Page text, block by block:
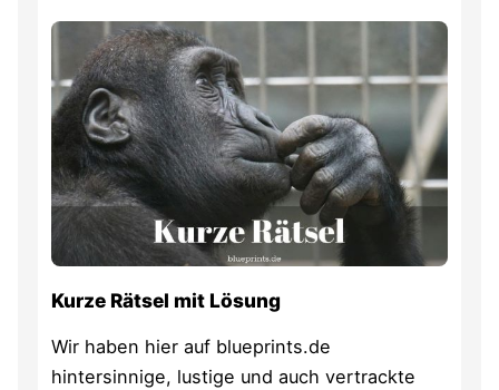
Kurze Rätsel mit Lösung
Wir haben hier auf blueprints.de
hintersinnige, lustige und auch vertrackte